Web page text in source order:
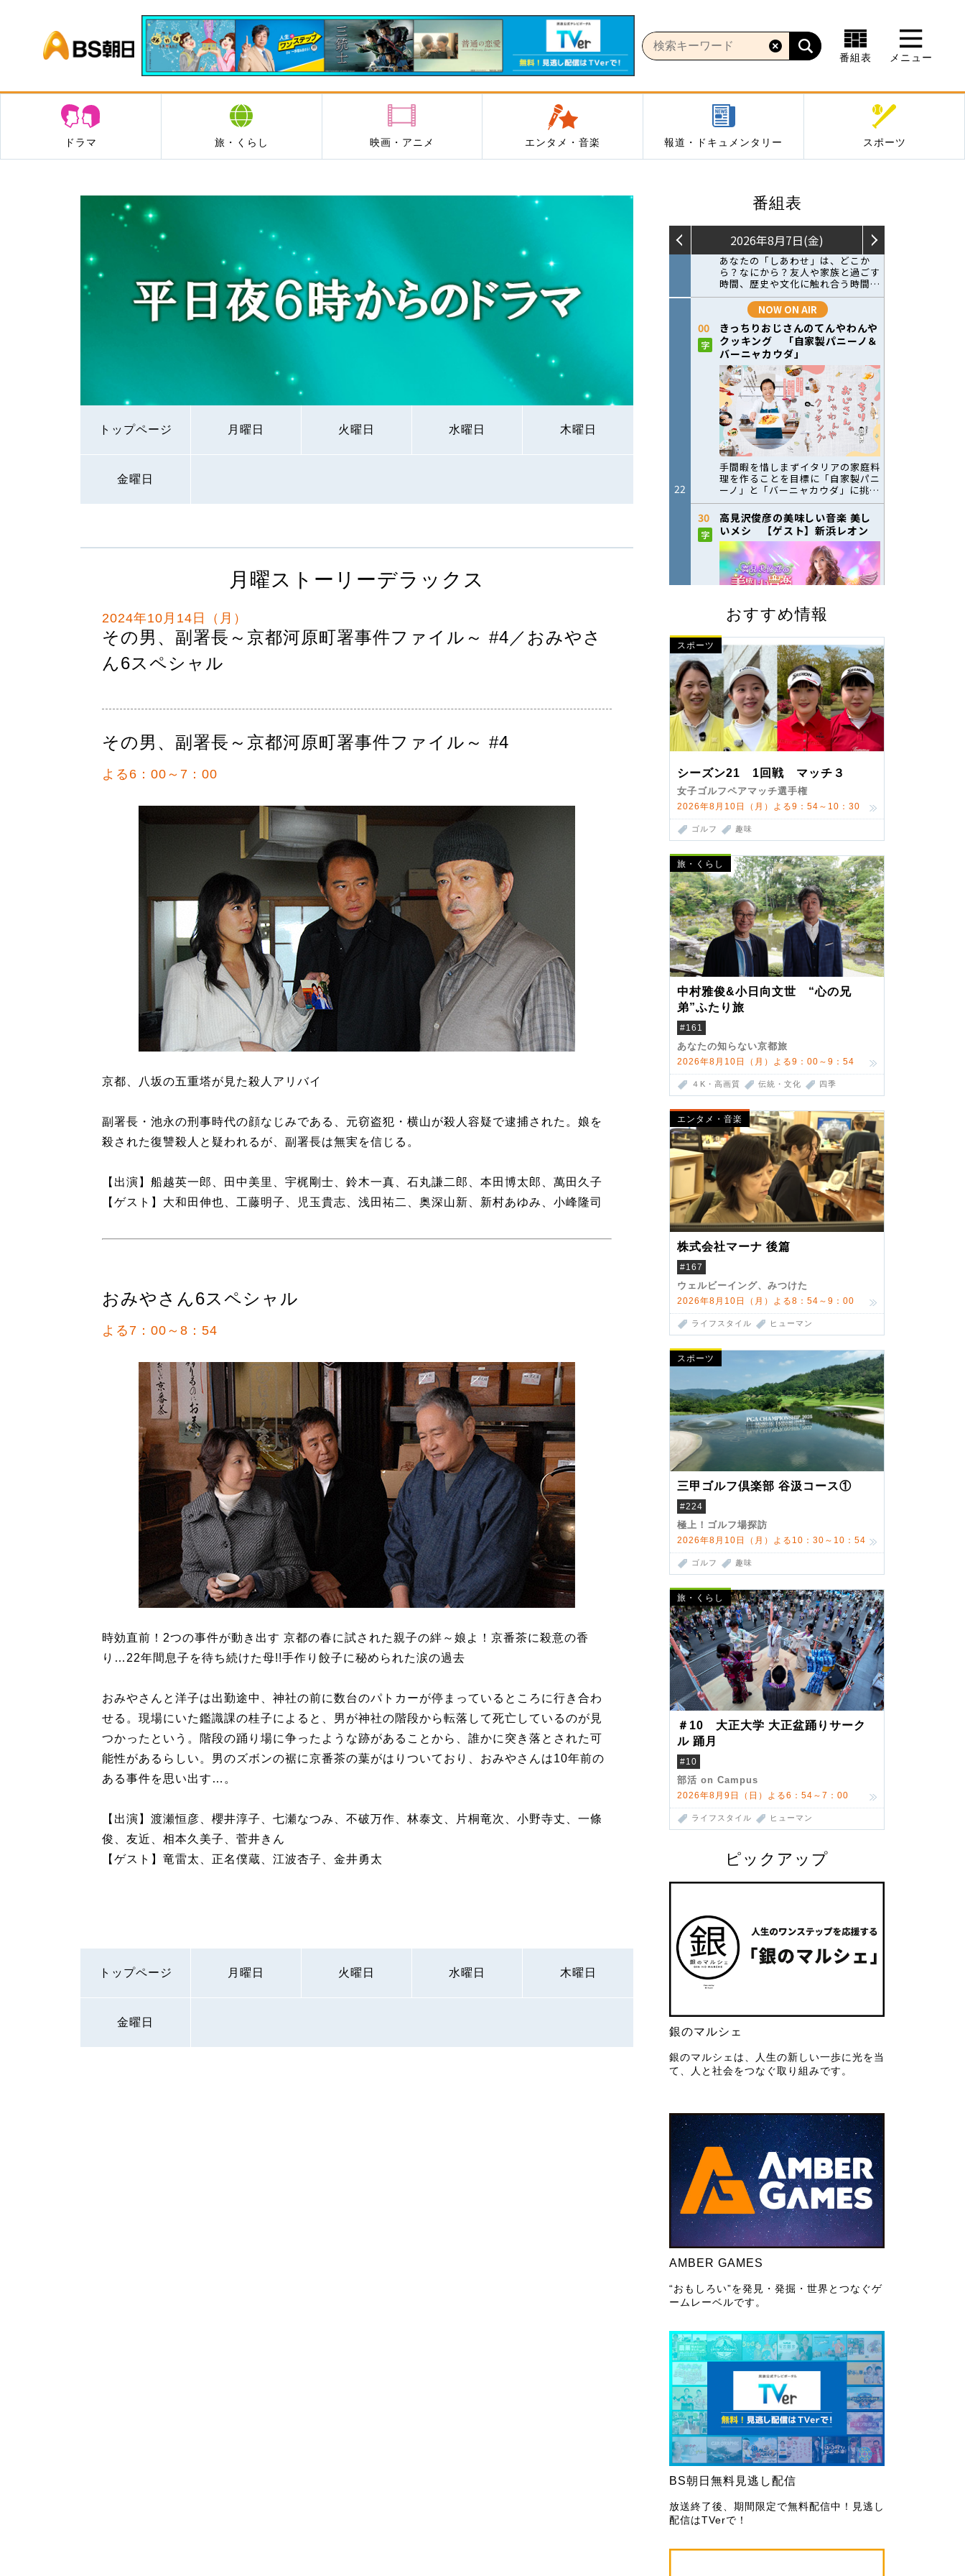
BS朝日
番組表 メニュー
ドラマ 旅・くらし 映画・アニメ エンタメ・音楽 報道・ドキュメンタリー スポーツ
トップページ 月曜日 火曜日 水曜日 木曜日
金曜日
番組表
おすすめ情報
スポーツ
シーズン21 1回戦 マッチ３
女子ゴルフペアマッチ選手権
2026年8月10日（月）よる9：54～10：30
ゴルフ 趣味
旅・くらし
中村雅俊&小日向文世 “心の兄
弟”ふたり旅
#161
あなたの知らない京都旅
2026年8月10日（月）よる9：00～9：54
４K・高画質 伝統・文化 四季
エンタメ・音楽
株式会社マーナ 後篇
#167
ウェルビーイング、みつけた
2026年8月10日（月）よる8：54～9：00
ライフスタイル ヒューマン
スポーツ
三甲ゴルフ倶楽部 谷汲コース①
#224
極上！ゴルフ場探訪
2026年8月10日（月）よる10：30～10：54
ゴルフ 趣味
旅・くらし
＃10 大正大学 大正盆踊りサーク
ル 踊月
#10
部活 on Campus
2026年8月9日（日）よる6：54～7：00
ライフスタイル ヒューマン
ピックアップ
銀のマルシェ
銀のマルシェは、人生の新しい一歩に光を当
て、人と社会をつなぐ取り組みです。
AMBER GAMES
“おもしろい”を発見・発掘・世界とつなぐゲ
ームレーベルです。
BS朝日無料見逃し配信
放送終了後、期間限定で無料配信中！見逃し
配信はTVerで！
月曜ストーリーデラックス
2024年10月14日（月）
その男、副署長～京都河原町署事件ファイル～ #4／おみやさ
ん6スペシャル
その男、副署長～京都河原町署事件ファイル～ #4
よる6：00～7：00
京都、八坂の五重塔が見た殺人アリバイ
副署長・池永の刑事時代の顔なじみである、元窃盗犯・横山が殺人容疑で逮捕された。娘を
殺された復讐殺人と疑われるが、副署長は無実を信じる。
【出演】船越英一郎、田中美里、宇梶剛士、鈴木一真、石丸謙二郎、本田博太郎、萬田久子
【ゲスト】大和田伸也、工藤明子、児玉貴志、浅田祐二、奥深山新、新村あゆみ、小峰隆司
おみやさん6スペシャル
よる7：00～8：54
時効直前！2つの事件が動き出す 京都の春に試された親子の絆～娘よ！京番茶に殺意の香
り…22年間息子を待ち続けた母!!手作り餃子に秘められた涙の過去
おみやさんと洋子は出勤途中、神社の前に数台のパトカーが停まっているところに行き合わ
せる。現場にいた鑑識課の桂子によると、男が神社の階段から転落して死亡しているのが見
つかったという。階段の踊り場に争ったような跡があることから、誰かに突き落とされた可
能性があるらしい。男のズボンの裾に京番茶の葉がはりついており、おみやさんは10年前の
ある事件を思い出す…。
【出演】渡瀬恒彦、櫻井淳子、七瀬なつみ、不破万作、林泰文、片桐竜次、小野寺丈、一條
俊、友近、相本久美子、菅井きん
【ゲスト】竜雷太、正名僕蔵、江波杏子、金井勇太
トップページ 月曜日 火曜日 水曜日 木曜日
金曜日